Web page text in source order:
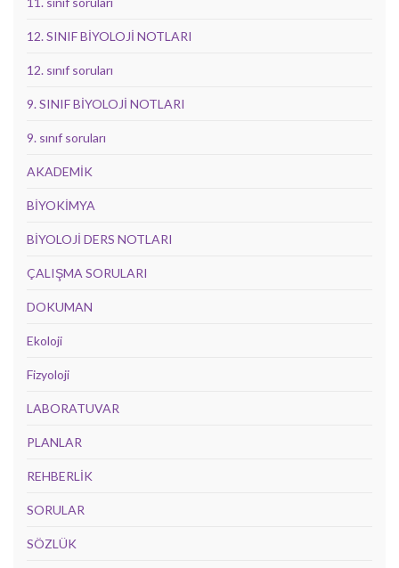
12. SINIF BİYOLOJİ NOTLARI
12. sınıf soruları
9. SINIF BİYOLOJİ NOTLARI
9. sınıf soruları
AKADEMİK
BİYOKİMYA
BİYOLOJİ DERS NOTLARI
ÇALIŞMA SORULARI
DOKUMAN
Ekoloji
Fizyoloji
LABORATUVAR
PLANLAR
REHBERLİK
SORULAR
SÖZLÜK